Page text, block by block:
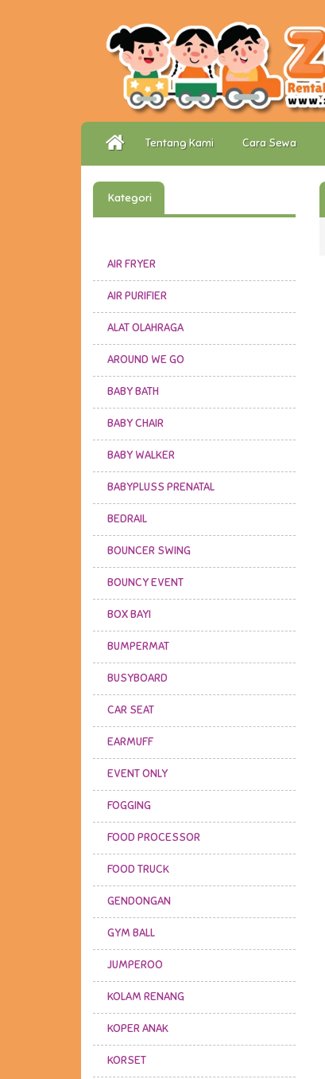
Tentang Kami Cara Sewa
Kategori
AIR FRYER
AIR PURIFIER
ALAT OLAHRAGA
AROUND WE GO
BABY BATH
BABY CHAIR
BABY WALKER
BABYPLUSS PRENATAL
BEDRAIL
BOUNCER SWING
BOUNCY EVENT
BOX BAYI
BUMPERMAT
BUSYBOARD
CAR SEAT
EARMUFF
EVENT ONLY
FOGGING
FOOD PROCESSOR
FOOD TRUCK
GENDONGAN
GYM BALL
JUMPEROO
KOLAM RENANG
KOPER ANAK
KORSET